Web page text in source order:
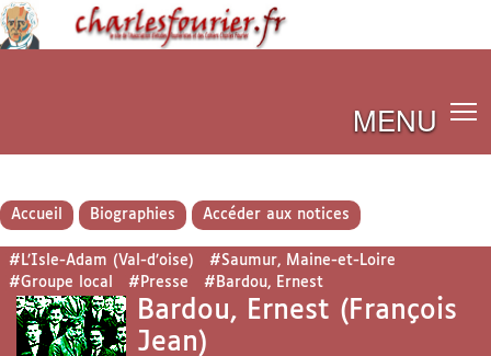
MENU
Accueil Biographies Accéder aux notices
#L’Isle-Adam (Val-d’oise)
#Saumur, Maine-et-Loire
#Groupe local
#Presse #Bardou, Ernest
Bardou, Ernest (François
Jean)